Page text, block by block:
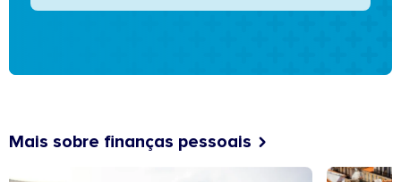
Mais sobre finanças pessoais